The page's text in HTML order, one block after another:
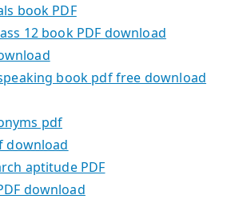
book PDF
12 book PDF download
book pdf free download
pdf
download
aptitude PDF
download